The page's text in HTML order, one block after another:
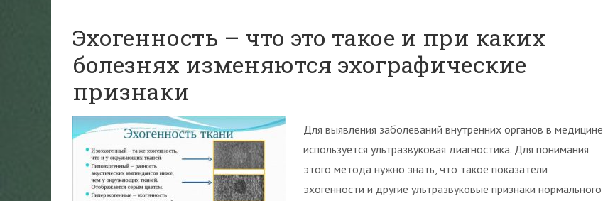
Эхогенность – что это такое и при каких
болезнях изменяются эхографические
признаки
Для выявления заболеваний внутренних органов в медицине
используется ультразвуковая диагностика. Для понимания
этого метода нужно знать, что такое показатели
эхогенности и другие ультразвуковые признаки нормального